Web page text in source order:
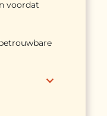
voordat